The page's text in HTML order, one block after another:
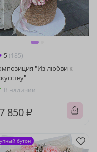
5 (185)
"Из любви к
В наличии
850 ₽
бутон